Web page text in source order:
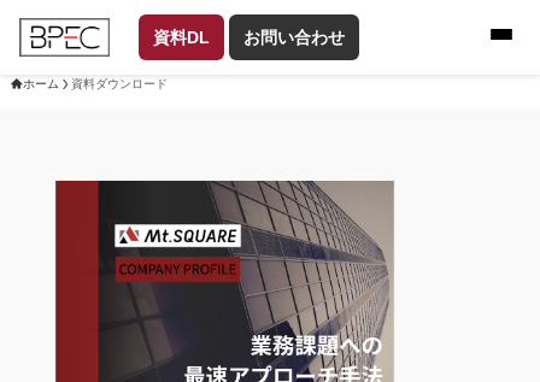
資料DL お問い合わせ
ホーム 資料ダウンロード